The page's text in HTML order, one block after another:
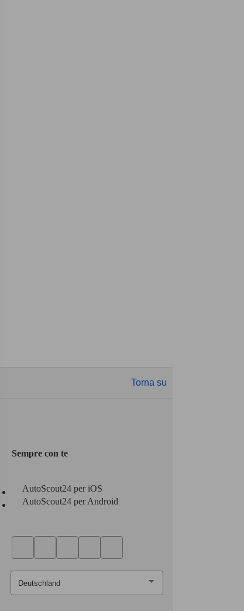
Torna su
Sempre con te
AutoScout24 per iOS
AutoScout24 per Android